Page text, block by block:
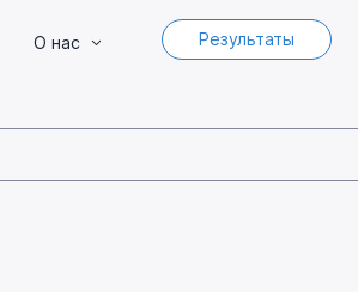
О нас Результаты